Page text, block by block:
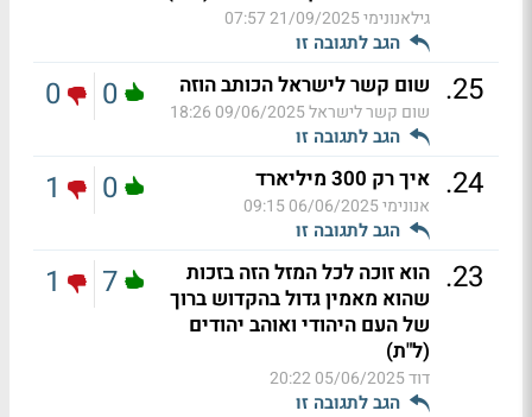
גילאנונימי21/09/2025 07:57
הגב לתגובה זו
25
. שום קשר לישראל הכותב הוזה
שום קשר לישראל09/06/2025 18:26
הגב לתגובה זו
0
0
24
. איך רק 300 מיליארד
אנונימי06/06/2025 09:15
הגב לתגובה זו
0
1
23
. הוא זוכה לכל המזל הזה בזכות
שהוא מאמין גדול בהקדוש ברוך
של העם היהודי ואוהב יהודים
(ל"ת)
דוד05/06/2025 20:22
הגב לתגובה זו
7
1